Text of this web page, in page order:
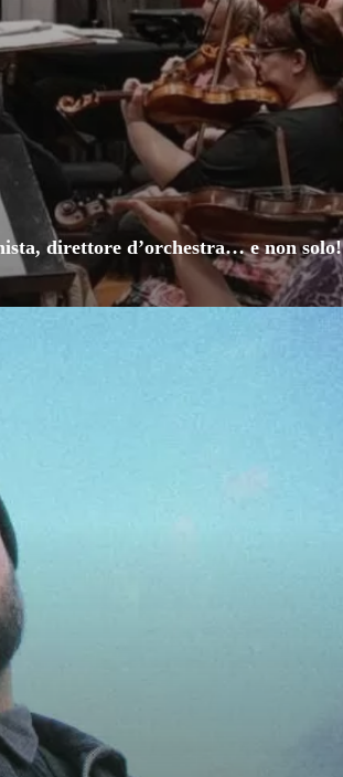
direttore d’orchestra… e non solo!